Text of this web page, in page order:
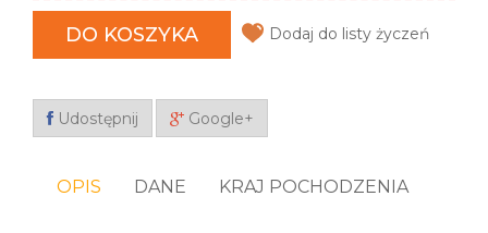
DO KOSZYKA Dodaj do listy życzeń
Udostępnij Google+
OPIS DANE KRAJ POCHODZENIA